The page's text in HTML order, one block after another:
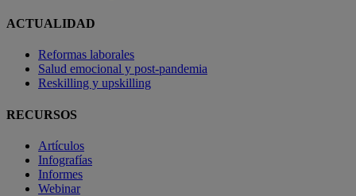
ACTUALIDAD
Reformas laborales
Salud emocional y post-pandemia
Reskilling y upskilling
RECURSOS
Artículos
Infografías
Informes
Webinar